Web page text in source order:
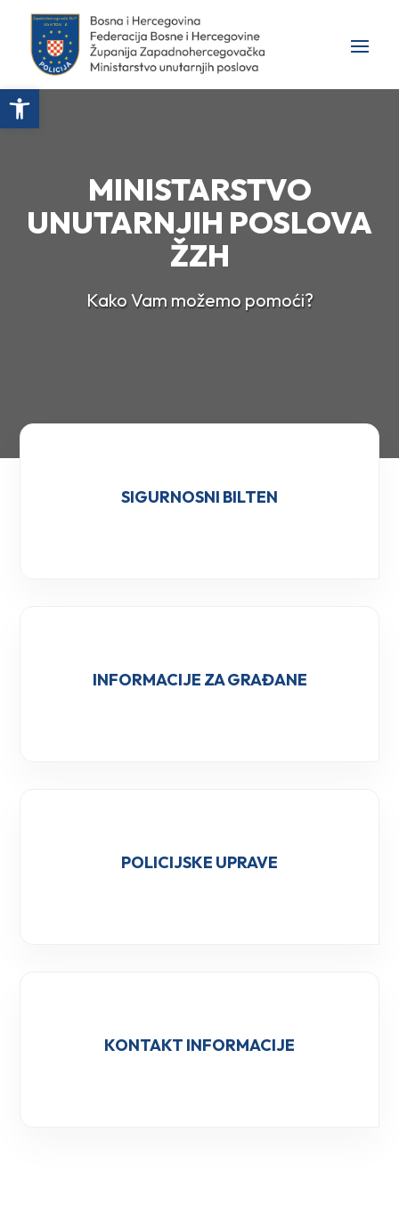
Open toolbar
MINISTARSTVO
UNUTARNJIH POSLOVA
ŽZH
Kako Vam možemo pomoći?
SIGURNOSNI BILTEN
INFORMACIJE ZA GRAĐANE
POLICIJSKE UPRAVE
KONTAKT INFORMACIJE